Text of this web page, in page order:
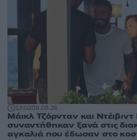
13:0208.08.26
Μάικλ Τζόρνταν και
συναντήθηκαν ξανά στις
αγκαλιά που έδωσαν στο